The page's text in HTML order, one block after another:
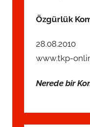
Özgürlük
28.08.2010
www.tkp-
Nerede bir